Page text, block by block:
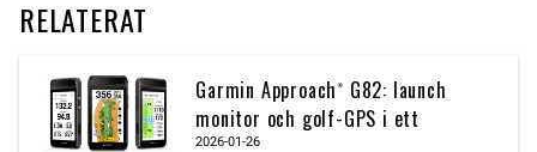
RELATERAT
Garmin Approach® G82: launch
monitor och golf-GPS i ett
2026-01-26